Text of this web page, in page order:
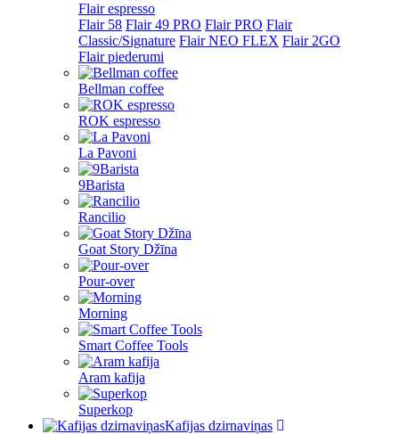
Flair espresso
Flair 58 Flair 49 PRO Flair PRO Flair
Classic/Signature Flair NEO FLEX Flair 2GO
Flair piederumi
Bellman coffee
ROK espresso
La Pavoni
9Barista
Rancilio
Goat Story Džīna
Pour-over
Morning
Smart Coffee Tools
Aram kafija
Superkop
Kafijas dzirnaviņas